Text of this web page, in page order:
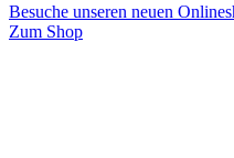
Besuche unseren neuen
Zum Shop